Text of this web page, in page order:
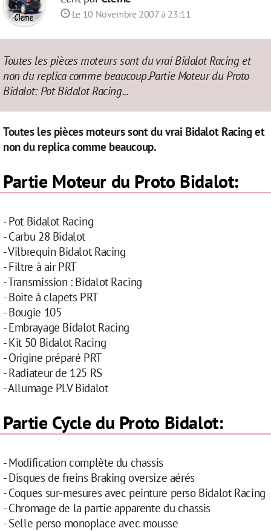
Le 10 Novembre 2007 à 23:11
Toutes les pièces moteurs sont du vrai Bidalot Racing et
non du replica comme beaucoup.Partie Moteur du Proto
Bidalot: Pot Bidalot Racing...
Toutes les pièces moteurs sont du vrai Bidalot Racing et
non du replica comme beaucoup.
Partie Moteur du Proto Bidalot:
- Pot Bidalot Racing
- Carbu 28 Bidalot
- Vilbrequin Bidalot Racing
- Filtre à air PRT
- Transmission : Bidalot Racing
- Boite à clapets PRT
- Bougie 105
- Embrayage Bidalot Racing
- Kit 50 Bidalot Racing
- Origine préparé PRT
- Radiateur de 125 RS
- Allumage PLV Bidalot
Partie Cycle du Proto Bidalot:
- Modification complète du chassis
- Disques de freins Braking oversize aérés
- Coques sur-mesures avec peinture perso Bidalot Racing
- Chromage de la partie apparente du chassis
- Selle perso monoplace avec mousse